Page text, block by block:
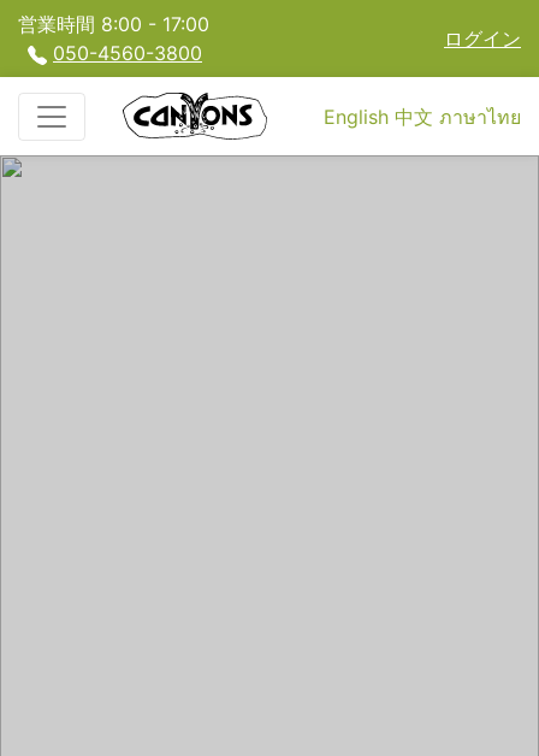
営業時間 8:00 - 17:00
050-4560-3800
ログイン
English 中文 ภาษาไทย